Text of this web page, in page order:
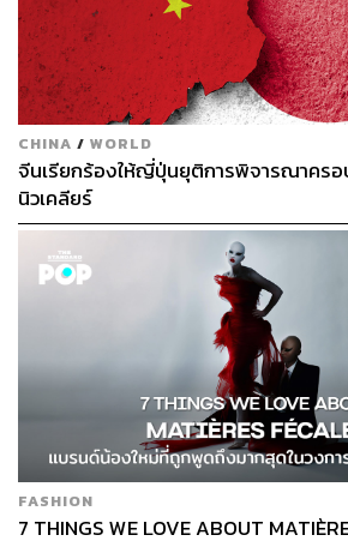
CHINA / WORLD
จีนเรียกร้องให้ญี่ปุ่นยุติการพิจารณาครอ
นิวเคลียร์
FASHION
7 THINGS WE LOVE ABOUT